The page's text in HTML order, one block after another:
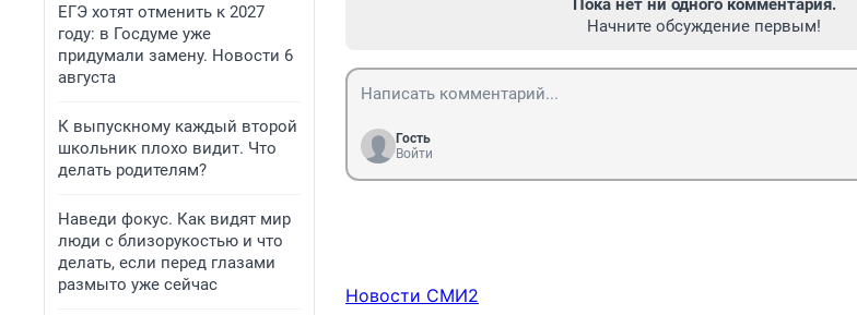
ЕГЭ хотят отменить к 2027
году: в Госдуме уже
придумали замену. Новости 6
августа
К выпускному каждый второй
школьник плохо видит. Что
делать родителям?
Наведи фокус. Как видят мир
люди с близорукостью и что
делать, если перед глазами
размыто уже сейчас
Пока нет ни одного комментария.
Начните обсуждение первым!
Гость
Войти
Новости СМИ2